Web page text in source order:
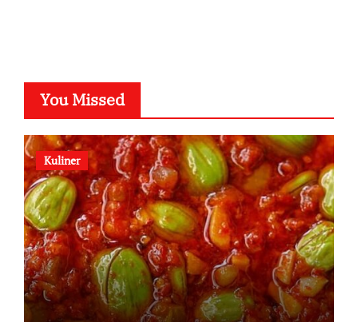
You Missed
Kuliner